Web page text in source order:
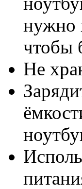
нужно
чтобы
Не